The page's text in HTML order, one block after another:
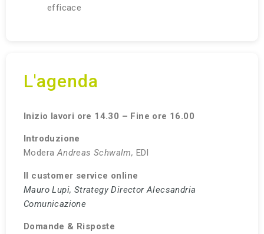
efficace
L'agenda
Inizio lavori ore 14.30 – Fine ore 16.00
Introduzione
ModeraAndreas Schwalm, EDI
Il customer service online
Mauro Lupi, Strategy Director Alecsandria
Comunicazione
Domande & Risposte